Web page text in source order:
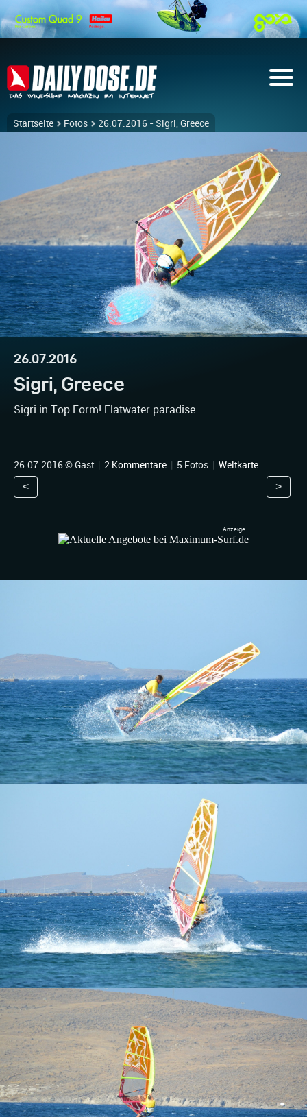
Startseite Fotos 26.07.2016 - Sigri, Greece
26.07.2016
Sigri, Greece
Sigri in Top Form! Flatwater paradise
26.07.2016 © Gast | 2 Kommentare | 5 Fotos | Weltkarte
< >